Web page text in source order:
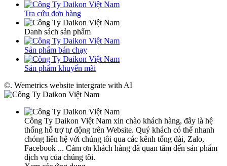
Tra cứu đơn hàng
Danh sách sản phẩm
Sản phẩm bán chạy
Sản phẩm khuyến mãi
©. Wemetrics website intergrate with AI
Công Ty Daikon Việt Nam xin chào khách hàng, đây là hệ
thống hỗ trợ tự động trên Website. Quý khách có thể nhanh
chóng liên hệ với chúng tôi qua các kênh tổng đài, Zalo,
Facebook ... Cám ơn khách hàng đã quan tâm đến sản phẩm
dịch vụ của chúng tôi.